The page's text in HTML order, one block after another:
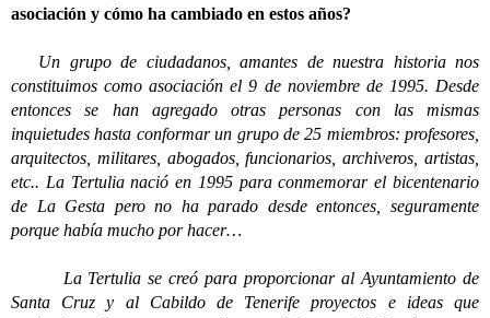
asociación y cómo ha cambiado en estos años?
Un grupo de ciudadanos, amantes de nuestra historia nos
constituimos como asociación el 9 de noviembre de 1995. Desde
entonces se han agregado otras personas con las mismas
inquietudes hasta conformar un grupo de 25 miembros: profesores,
arquitectos, militares, abogados, funcionarios, archiveros, artistas,
etc.. La Tertulia nació en 1995 para conmemorar el bicentenario
de La Gesta pero no ha parado desde entonces, seguramente
porque había mucho por hacer…
La Tertulia se creó para proporcionar al Ayuntamiento de
Santa Cruz y al Cabildo de Tenerife proyectos e ideas que